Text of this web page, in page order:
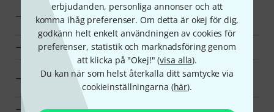
erbjudanden, personliga annonser och att
komma ihåg preferenser. Om detta är okej för dig,
godkänn helt enkelt användningen av cookies för
preferenser, statistik och marknadsföring genom
att klicka på "Okej!" (visa alla).
Du kan när som helst återkalla ditt samtycke via
cookieinställningarna (här).
Specialverktyg för instrument till priser från 250 kr -
350 kr annonser
till produktgrupp Specialverktyg för instrument
till produktgrupp Tillbehör för internationella
instrument
till produktgrupp Folkloreinstrument